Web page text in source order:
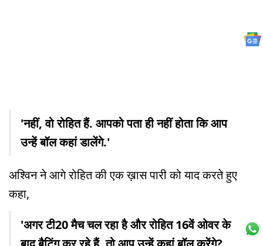
'नहीं, वो रोहित हैं. आपको पता ही नहीं होता कि आप
उन्हें बॉल कहां डालेंगे.'
अश्विन ने आगे रोहित की एक ख़ास पारी को याद करते हुए
कहा,
'अगर टी20 मैच चल रहा है और रोहित 16वें ओवर के